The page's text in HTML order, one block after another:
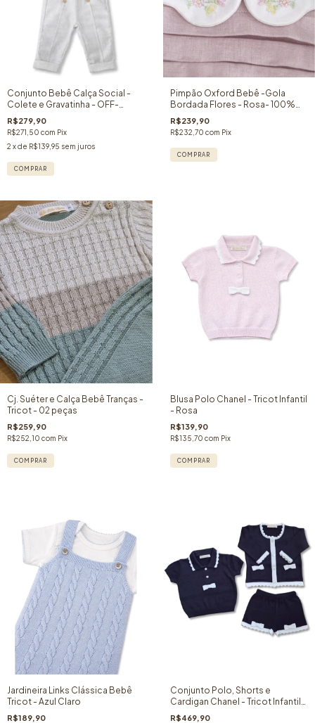
Conjunto Bebê Calça Social -
Colete e Gravatinha - OFF-
WHITE - 3 peças
R$279,90
R$271,50 com Pix
2 x de R$139,95 sem juros
COMPRAR
Pimpão Oxford Bebê -Gola
Bordada Flores - Rosa- 100%
Algodão
R$239,90
R$232,70 com Pix
COMPRAR
Cj. Suéter e Calça Bebê Tranças -
Tricot - 02 peças
R$259,90
R$252,10 com Pix
COMPRAR
Blusa Polo Chanel - Tricot Infantil
- Rosa
R$139,90
R$135,70 com Pix
COMPRAR
Jardineira Links Clássica Bebê
Tricot - Azul Claro
R$189,90
Conjunto Polo, Shorts e
Cardigan Chanel - Tricot Infantil-
Azul Marinho - (03 peças)
R$469,90